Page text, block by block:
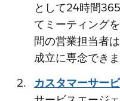
として24時間
てミーティング
間の営業担当者
成立に専念できま
カスタマーサー